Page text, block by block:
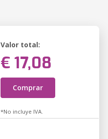
Valor total:
€ 17,08
Comprar
*No incluye IVA.